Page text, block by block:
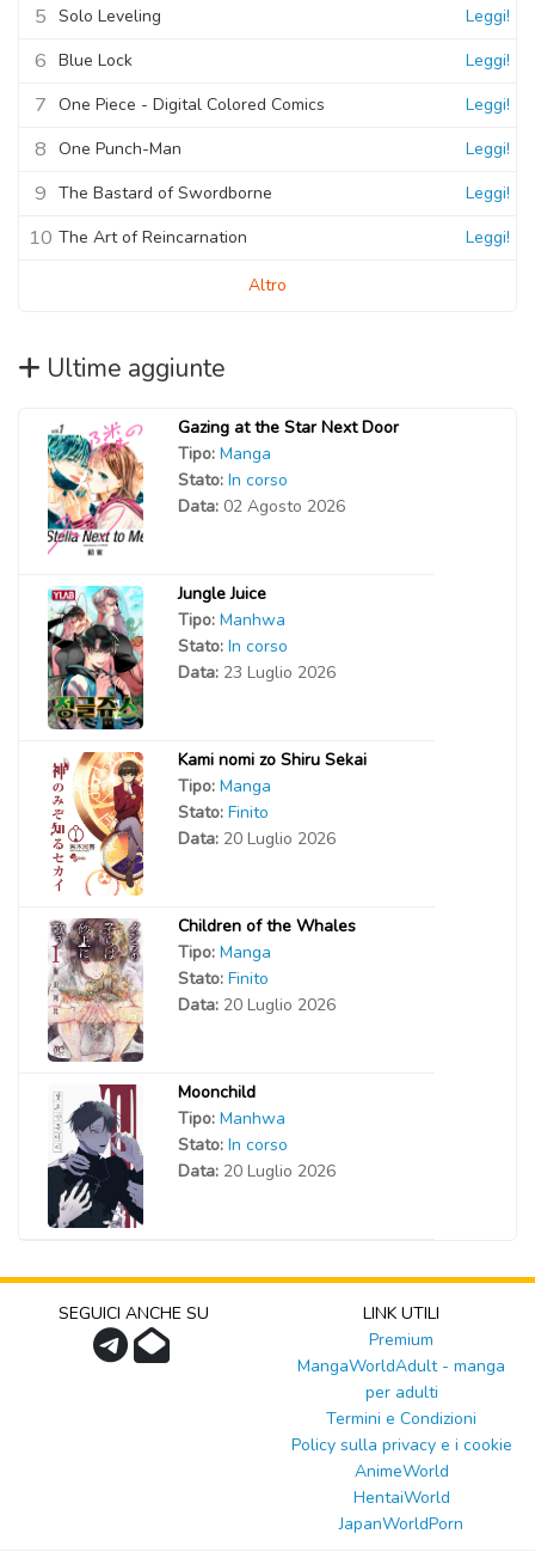
5 Solo Leveling Leggi!
6 Blue Lock Leggi!
7 One Piece - Digital Colored Comics Leggi!
8 One Punch-Man Leggi!
9 The Bastard of Swordborne Leggi!
10 The Art of Reincarnation Leggi!
Altro
Ultime aggiunte
Gazing at the Star Next Door
Tipo: Manga
Stato: In corso
Data: 02 Agosto 2026
Jungle Juice
Tipo: Manhwa
Stato: In corso
Data: 23 Luglio 2026
Kami nomi zo Shiru Sekai
Tipo: Manga
Stato: Finito
Data: 20 Luglio 2026
Children of the Whales
Tipo: Manga
Stato: Finito
Data: 20 Luglio 2026
Moonchild
Tipo: Manhwa
Stato: In corso
Data: 20 Luglio 2026
SEGUICI ANCHE SU
LINK UTILI
Premium
MangaWorldAdult - manga
per adulti
Termini e Condizioni
Policy sulla privacy e i cookie
AnimeWorld
HentaiWorld
JapanWorldPorn